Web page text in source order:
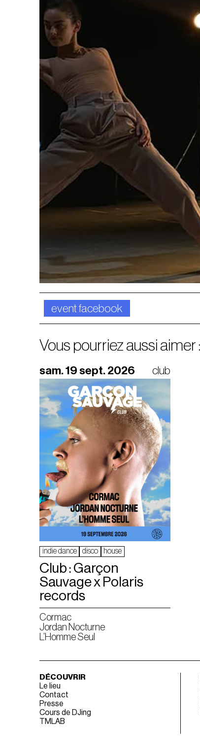
event facebook
Vous pourriez aussi aimer :
sam. 19 sept. 2026 club
indie dance disco house
Club : Garçon
Sauvage x Polaris
records
Cormac
Jordan Nocturne
L’Homme Seul
DÉCOUVRIR
Le lieu
Contact
Presse
Cours de DJing
TMLAB